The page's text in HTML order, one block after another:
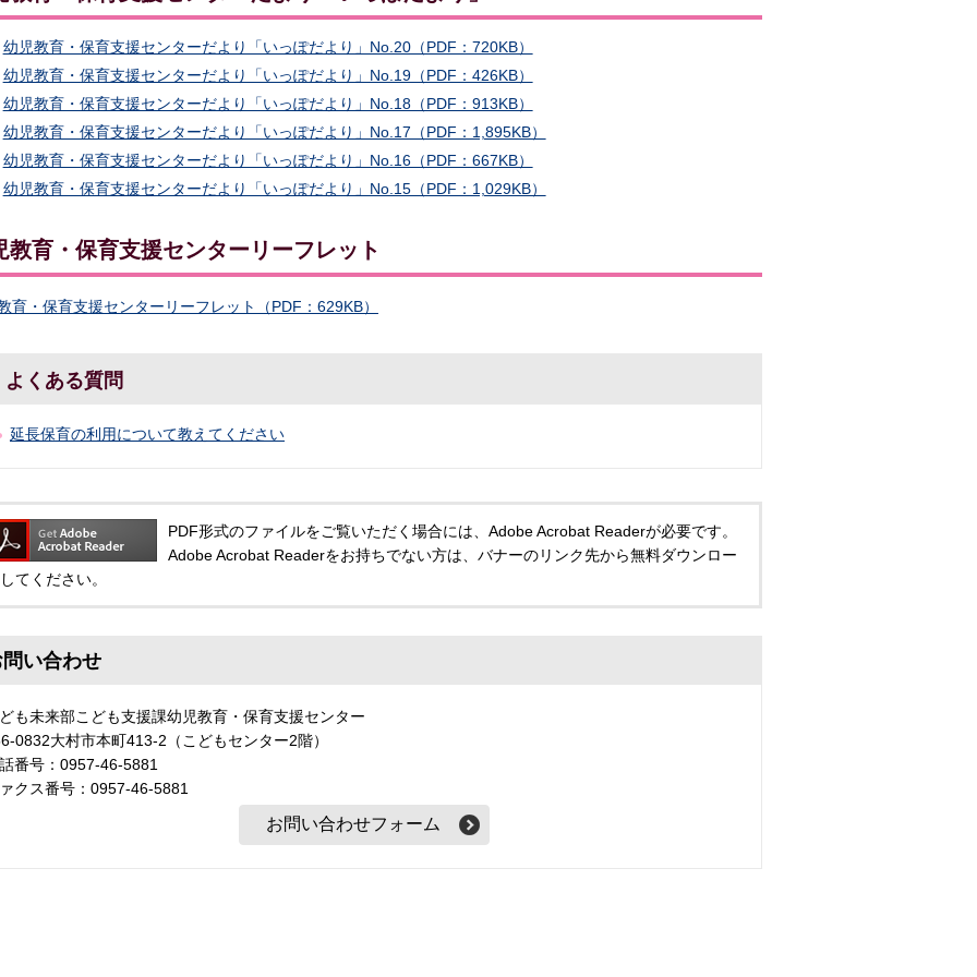
幼児教育・保育支援センターだより「いっぽだより」No.20（PDF：720KB）
幼児教育・保育支援センターだより「いっぽだより」No.19（PDF：426KB）
幼児教育・保育支援センターだより「いっぽだより」No.18（PDF：913KB）
幼児教育・保育支援センターだより「いっぽだより」No.17（PDF：1,895KB）
幼児教育・保育支援センターだより「いっぽだより」No.16（PDF：667KB）
幼児教育・保育支援センターだより「いっぽだより」No.15（PDF：1,029KB）
教育・保育支援センターリーフレット
育・保育支援センターリーフレット（PDF：629KB）
よくある質問
延長保育の利用について教えてください
PDF形式のファイルをご覧いただく場合には、Adobe Acrobat Readerが必要です。
Adobe Acrobat Readerをお持ちでない方は、バナーのリンク先から無料ダウンロー
てください。
い合わせ
も未来部こども支援課幼児教育・保育支援センター
0832大村市本町413-2（こどもセンター2階）
番号：0957-46-5881
クス番号：0957-46-5881